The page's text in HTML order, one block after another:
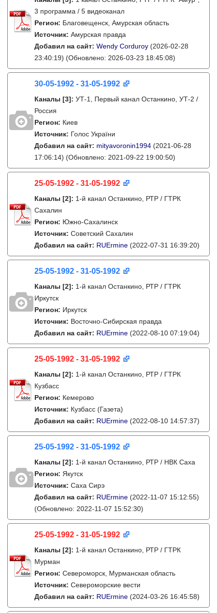
3 программа / 5 видеоканал
Регион: Благовещенск, Амурская область
Источник: Амурская правда
Добавил на сайт: Wendy Corduroy (2026-02-28
23:40:19) (Обновлено: 2026-03-23 18:45:08)
30-05-1992 - 31-05-1992
Каналы [3]: УТ-1, Первый канал Останкино, УТ-2 /
Россия
Регион: Киев
Источник: Голос України
Добавил на сайт: mityavoronin1994 (2021-06-28
17:06:14) (Обновлено: 2021-09-22 19:00:50)
25-05-1992 - 31-05-1992
Каналы [2]: 1-й канал Останкино, РТР / ГТРК
Сахалин
Регион: Южно-Сахалинск
Источник: Советский Сахалин
Добавил на сайт: RUErmine (2022-07-31 16:39:20)
25-05-1992 - 31-05-1992
Каналы [2]: 1-й канал Останкино, РТР / ГТРК
Иркутск
Регион: Иркутск
Источник: Восточно-Сибирская правда
Добавил на сайт: RUErmine (2022-08-10 07:19:04)
25-05-1992 - 31-05-1992
Каналы [2]: 1-й канал Останкино, РТР / ГТРК
Кузбасс
Регион: Кемерово
Источник: Кузбасс (Газета)
Добавил на сайт: RUErmine (2022-08-10 14:57:37)
25-05-1992 - 31-05-1992
Каналы [2]: 1-й канал Останкино, РТР / НВК Саха
Регион: Якутск
Источник: Саха Сирэ
Добавил на сайт: RUErmine (2022-11-07 15:12:55)
(Обновлено: 2022-11-07 15:52:30)
25-05-1992 - 31-05-1992
Каналы [2]: 1-й канал Останкино, РТР / ГТРК
Мурман
Регион: Североморск, Мурманская область
Источник: Североморские вести
Добавил на сайт: RUErmine (2024-03-26 16:45:58)